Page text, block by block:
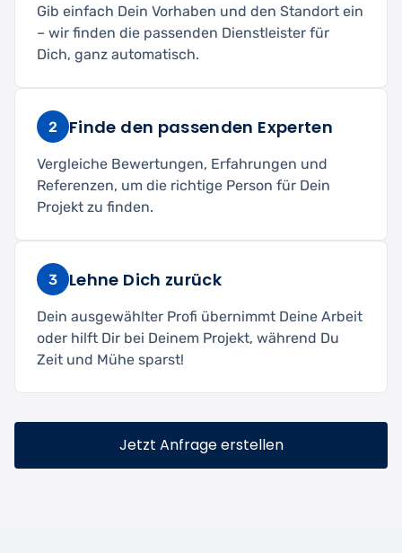
Gib einfach Dein Vorhaben und den Standort ein
– wir finden die passenden Dienstleister für
Dich, ganz automatisch.
2 Finde den passenden Experten
Vergleiche Bewertungen, Erfahrungen und
Referenzen, um die richtige Person für Dein
Projekt zu finden.
3 Lehne Dich zurück
Dein ausgewählter Profi übernimmt Deine Arbeit
oder hilft Dir bei Deinem Projekt, während Du
Zeit und Mühe sparst!
Jetzt Anfrage erstellen